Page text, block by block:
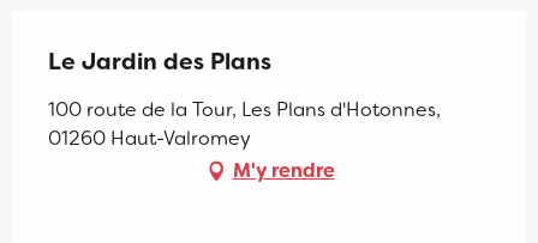
Le Jardin des Plans
100 route de la Tour, Les Plans d'Hotonnes,
01260 Haut-Valromey
M'y rendre